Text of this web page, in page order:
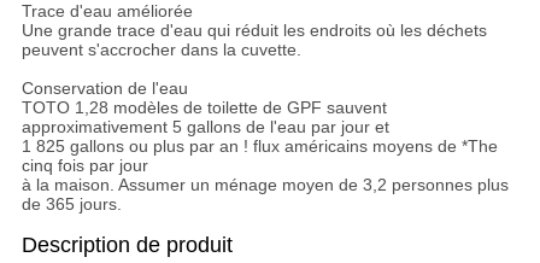
Trace d'eau améliorée
Une grande trace d'eau qui réduit les endroits où les déchets
peuvent s'accrocher dans la cuvette.
Conservation de l'eau
TOTO 1,28 modèles de toilette de GPF sauvent
approximativement 5 gallons de l'eau par jour et
1 825 gallons ou plus par an ! flux américains moyens de *The
cinq fois par jour
à la maison. Assumer un ménage moyen de 3,2 personnes plus
de 365 jours.
Description de produit